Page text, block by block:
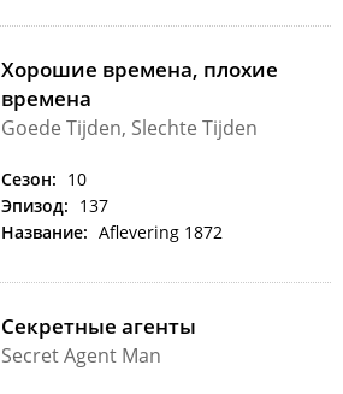
Хорошие времена, плохие
времена
Goede Tijden, Slechte Tijden
Сезон: 10
Эпизод: 137
Название: Aflevering 1872
Секретные агенты
Secret Agent Man